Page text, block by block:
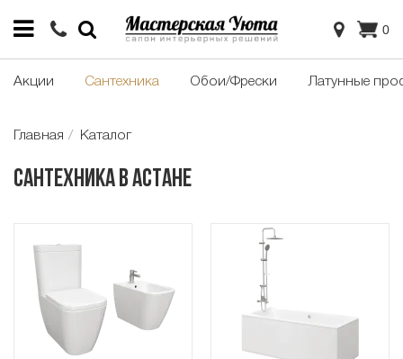
0
Акции Сантехника Обои/Фрески Латунные
Главная Каталог
Сантехника в Астане